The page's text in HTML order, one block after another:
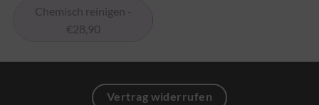
Chemisch reinigen -
€28,90
Vertrag widerrufen